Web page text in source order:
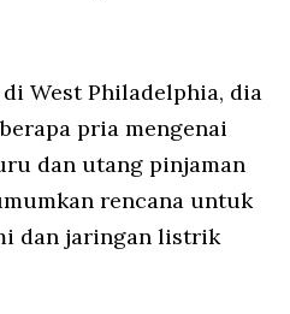
West Philadelphia, dia
pria mengenai
dan utang pinjaman
rencana untuk
dan jaringan listrik